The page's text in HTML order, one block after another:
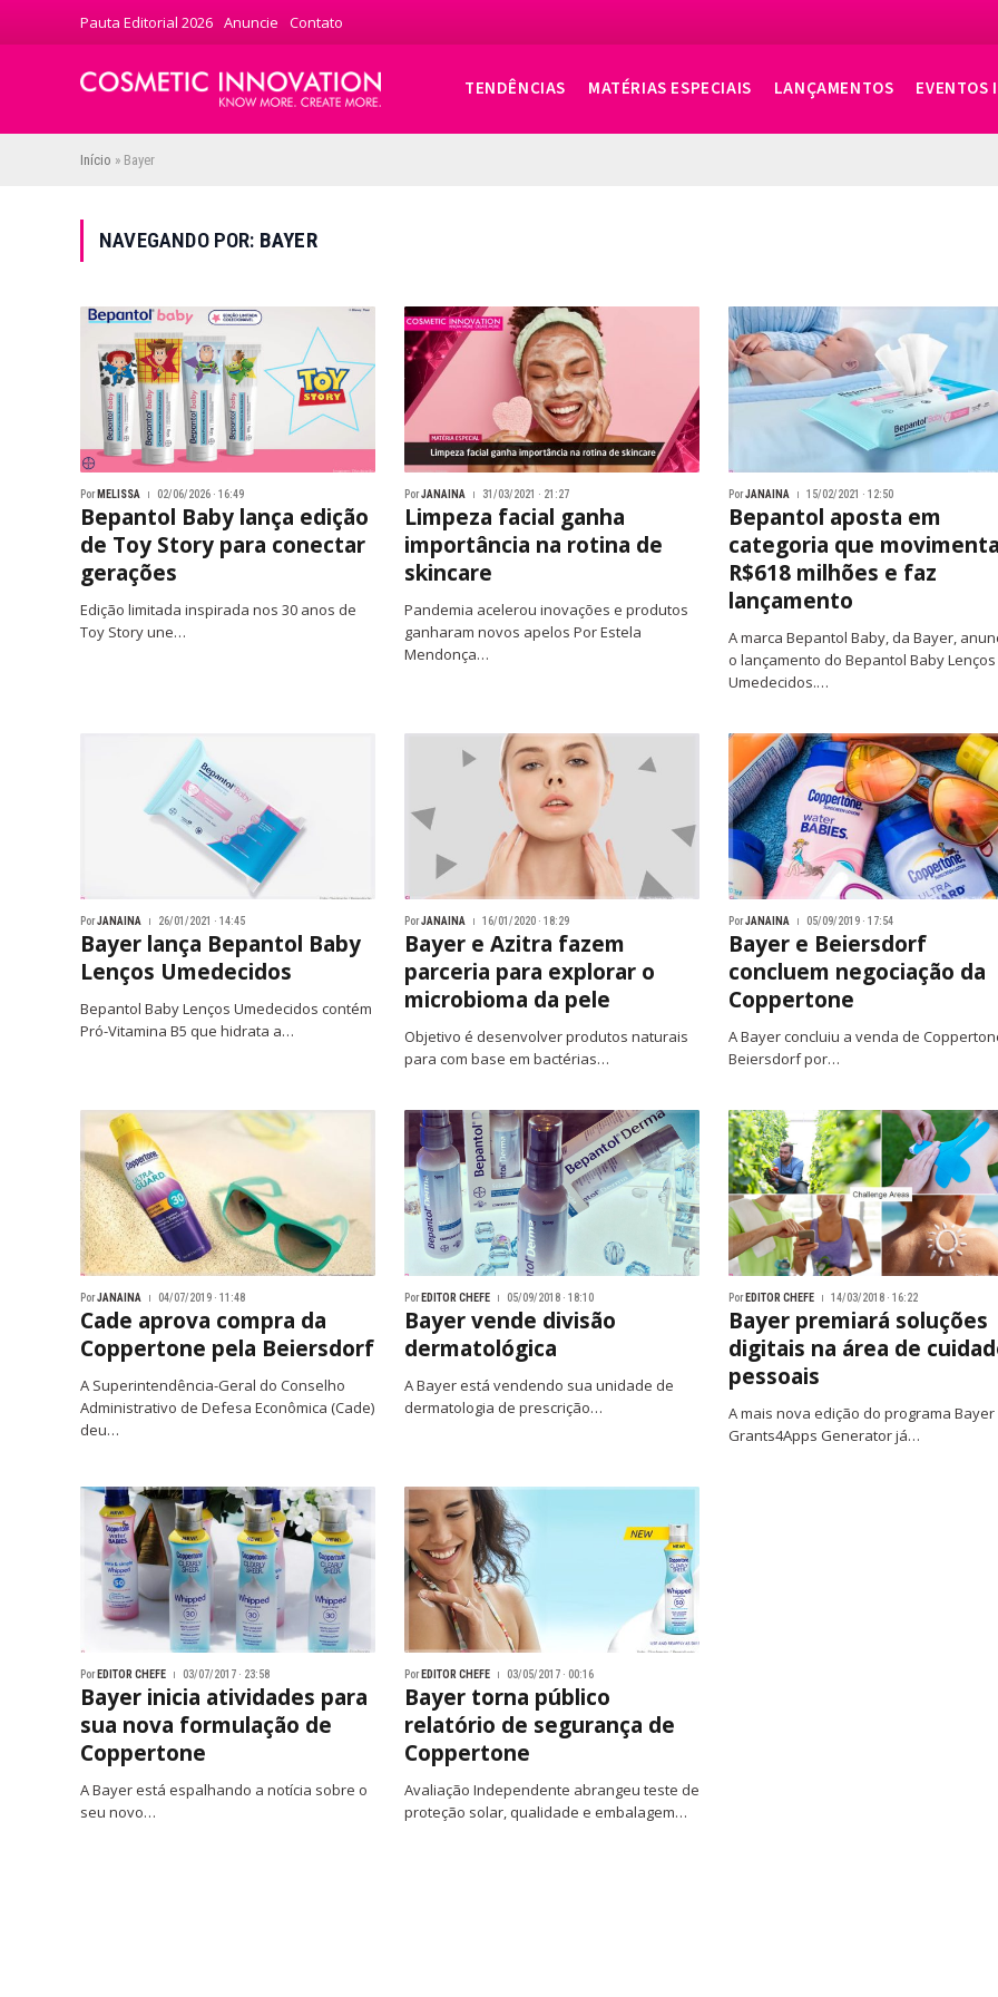
Pauta Editorial 2026 Anuncie Contato
TENDÊNCIAS MATÉRIAS ESPECIAIS LANÇAMENTOS EVENTOS
Início » Bayer
NAVEGANDO POR: BAYER
Por MELISSA 02/06/2026 · 16:49
Bepantol Baby lança edição
de Toy Story para conectar
gerações
Edição limitada inspirada nos 30 anos de
Toy Story une…
PorJANAINA 31/03/2021 · 21:27
Limpeza facial ganha
importância na rotina de
skincare
Pandemia acelerou inovações e produtos
ganharam novos apelos Por Estela
Mendonça…
PorJANAINA 15/02/2021 · 12:50
Bepantol aposta em
categoria que
R$618 milhões e faz
lançamento
A marca Bepantol Baby, da Bayer,
o lançamento do Bepantol Baby Lenços
Umedecidos.…
PorJANAINA 26/01/2021 · 14:45
Bayer lança Bepantol Baby
Lenços Umedecidos
Bepantol Baby Lenços Umedecidos contém
Pró-Vitamina B5 que hidrata a…
PorJANAINA 16/01/2020 · 18:29
Bayer e Azitra fazem
parceria para explorar o
microbioma da pele
Objetivo é desenvolver produtos naturais
para com base em bactérias…
PorJANAINA 05/09/2019 · 17:54
Bayer e Beiersdorf
concluem negociação da
Coppertone
A Bayer concluiu a venda de
Beiersdorf por…
PorJANAINA 04/07/2019 · 11:48
Cade aprova compra da
Coppertone pela Beiersdorf
A Superintendência-Geral do Conselho
Administrativo de Defesa Econômica (Cade)
deu…
Por EDITOR CHEFE 05/09/2018 · 18:10
Bayer vende divisão
dermatológica
A Bayer está vendendo sua unidade de
dermatologia de prescrição…
Por EDITOR CHEFE 14/03/2018 · 16:22
Bayer premiará soluções
digitais na área de
pessoais
A mais nova edição do programa Bayer
Grants4Apps Generator já…
Por EDITOR CHEFE 03/07/2017 · 23:58
Bayer inicia atividades para
sua nova formulação de
Coppertone
A Bayer está espalhando a notícia sobre o
seu novo…
Por EDITOR CHEFE 03/05/2017 · 00:16
Bayer torna público
relatório de segurança de
Coppertone
Avaliação Independente abrangeu teste de
proteção solar, qualidade e embalagem…